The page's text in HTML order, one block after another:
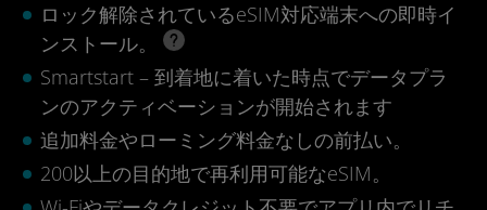
ロック解除されているeSIM対応端末への即時イ
ンストール。
Smartstart – 到着地に着いた時点でデータプラ
ンのアクティベーションが開始されます
追加料金やローミング料金なしの前払い。
200以上の目的地で再利用可能なeSIM。